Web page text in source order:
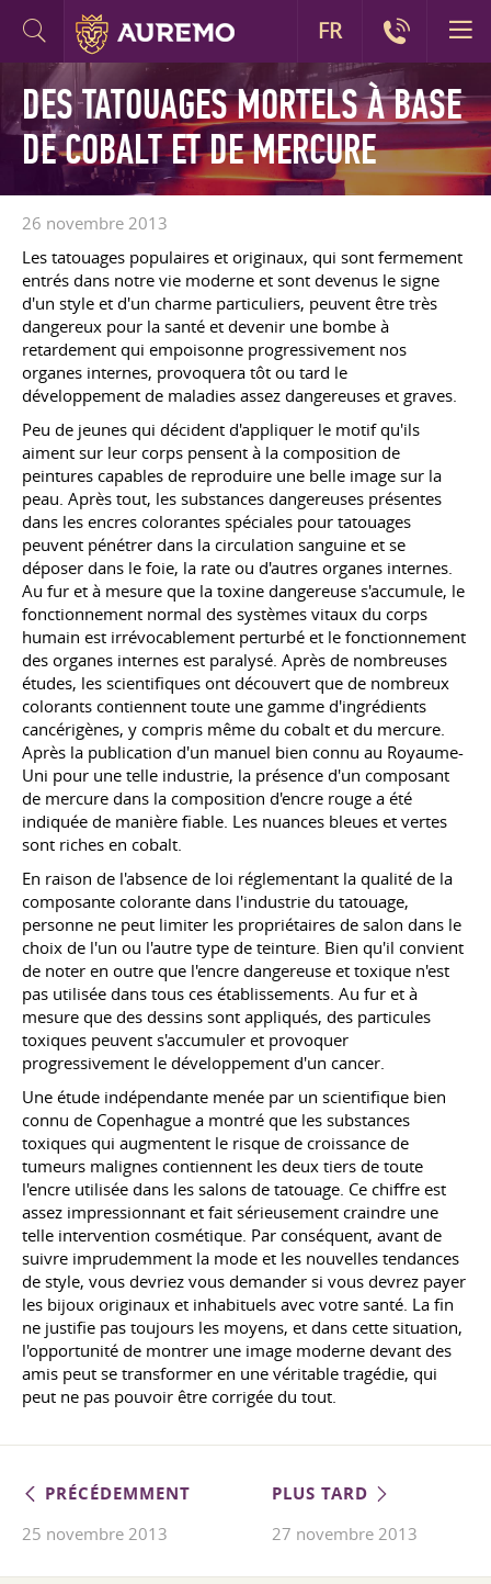
DES TATOUAGES MORTELS À BASE
DE COBALT ET DE MERCURE
26 novembre 2013
Les tatouages populaires et originaux, qui sont fermement
entrés dans notre vie moderne et sont devenus le signe
d'un style et d'un charme particuliers, peuvent être très
dangereux pour la santé et devenir une bombe à
retardement qui empoisonne progressivement nos
organes internes, provoquera tôt ou tard le
développement de maladies assez dangereuses et graves.
Peu de jeunes qui décident d'appliquer le motif qu'ils
aiment sur leur corps pensent à la composition de
peintures capables de reproduire une belle image sur la
peau. Après tout, les substances dangereuses présentes
dans les encres colorantes spéciales pour tatouages
peuvent pénétrer dans la circulation sanguine et se
déposer dans le foie, la rate ou d'autres organes internes.
Au fur et à mesure que la toxine dangereuse s'accumule, le
fonctionnement normal des systèmes vitaux du corps
humain est irrévocablement perturbé et le fonctionnement
des organes internes est paralysé. Après de nombreuses
études, les scientifiques ont découvert que de nombreux
colorants contiennent toute une gamme d'ingrédients
cancérigènes, y compris même du cobalt et du mercure.
Après la publication d'un manuel bien connu au Royaume-
Uni pour une telle industrie, la présence d'un composant
de mercure dans la composition d'encre rouge a été
indiquée de manière fiable. Les nuances bleues et vertes
sont riches en cobalt.
En raison de l'absence de loi réglementant la qualité de la
composante colorante dans l'industrie du tatouage,
personne ne peut limiter les propriétaires de salon dans le
choix de l'un ou l'autre type de teinture. Bien qu'il convient
de noter en outre que l'encre dangereuse et toxique n'est
pas utilisée dans tous ces établissements. Au fur et à
mesure que des dessins sont appliqués, des particules
toxiques peuvent s'accumuler et provoquer
progressivement le développement d'un cancer.
Une étude indépendante menée par un scientifique bien
connu de Copenhague a montré que les substances
toxiques qui augmentent le risque de croissance de
tumeurs malignes contiennent les deux tiers de toute
l'encre utilisée dans les salons de tatouage. Ce chiffre est
assez impressionnant et fait sérieusement craindre une
telle intervention cosmétique. Par conséquent, avant de
suivre imprudemment la mode et les nouvelles tendances
de style, vous devriez vous demander si vous devrez payer
les bijoux originaux et inhabituels avec votre santé. La fin
ne justifie pas toujours les moyens, et dans cette situation,
l'opportunité de montrer une image moderne devant des
amis peut se transformer en une véritable tragédie, qui
peut ne pas pouvoir être corrigée du tout.
PRÉCÉDEMMENT
25 novembre 2013
PLUS TARD
27 novembre 2013
FR